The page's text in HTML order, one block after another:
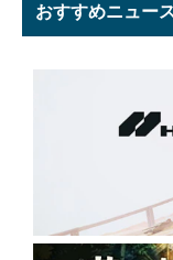
おすすめニュー